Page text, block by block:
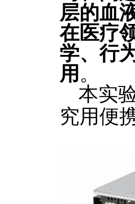
层的血
在医疗
学、行
用 。
本实
究用便